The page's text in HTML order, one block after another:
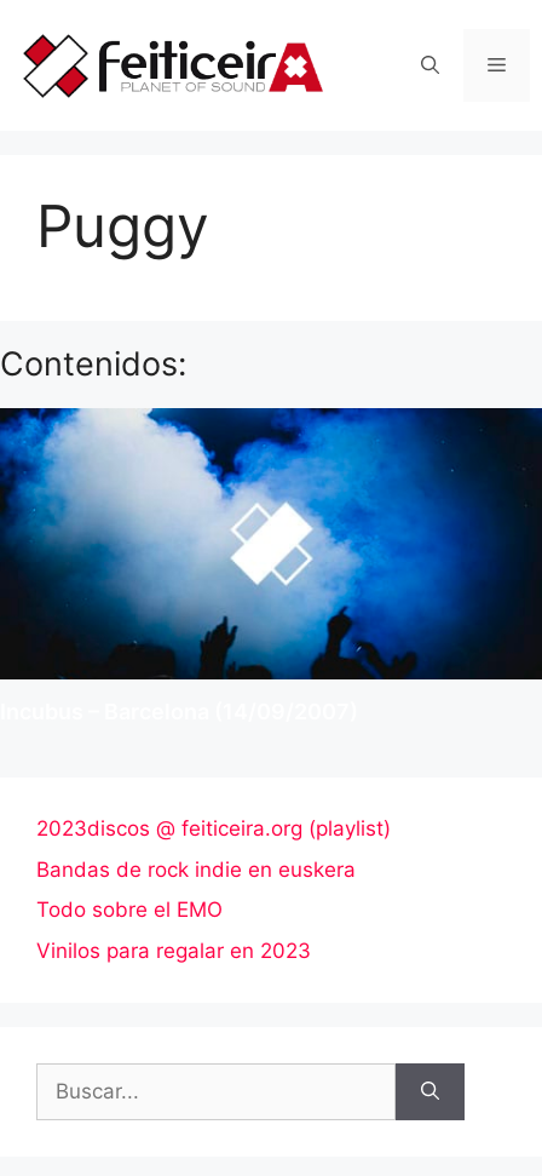
contenido
Puggy
Contenidos:
2023discos @ feiticeira.org (playlist)
Bandas de rock indie en euskera
Todo sobre el EMO
Vinilos para regalar en 2023